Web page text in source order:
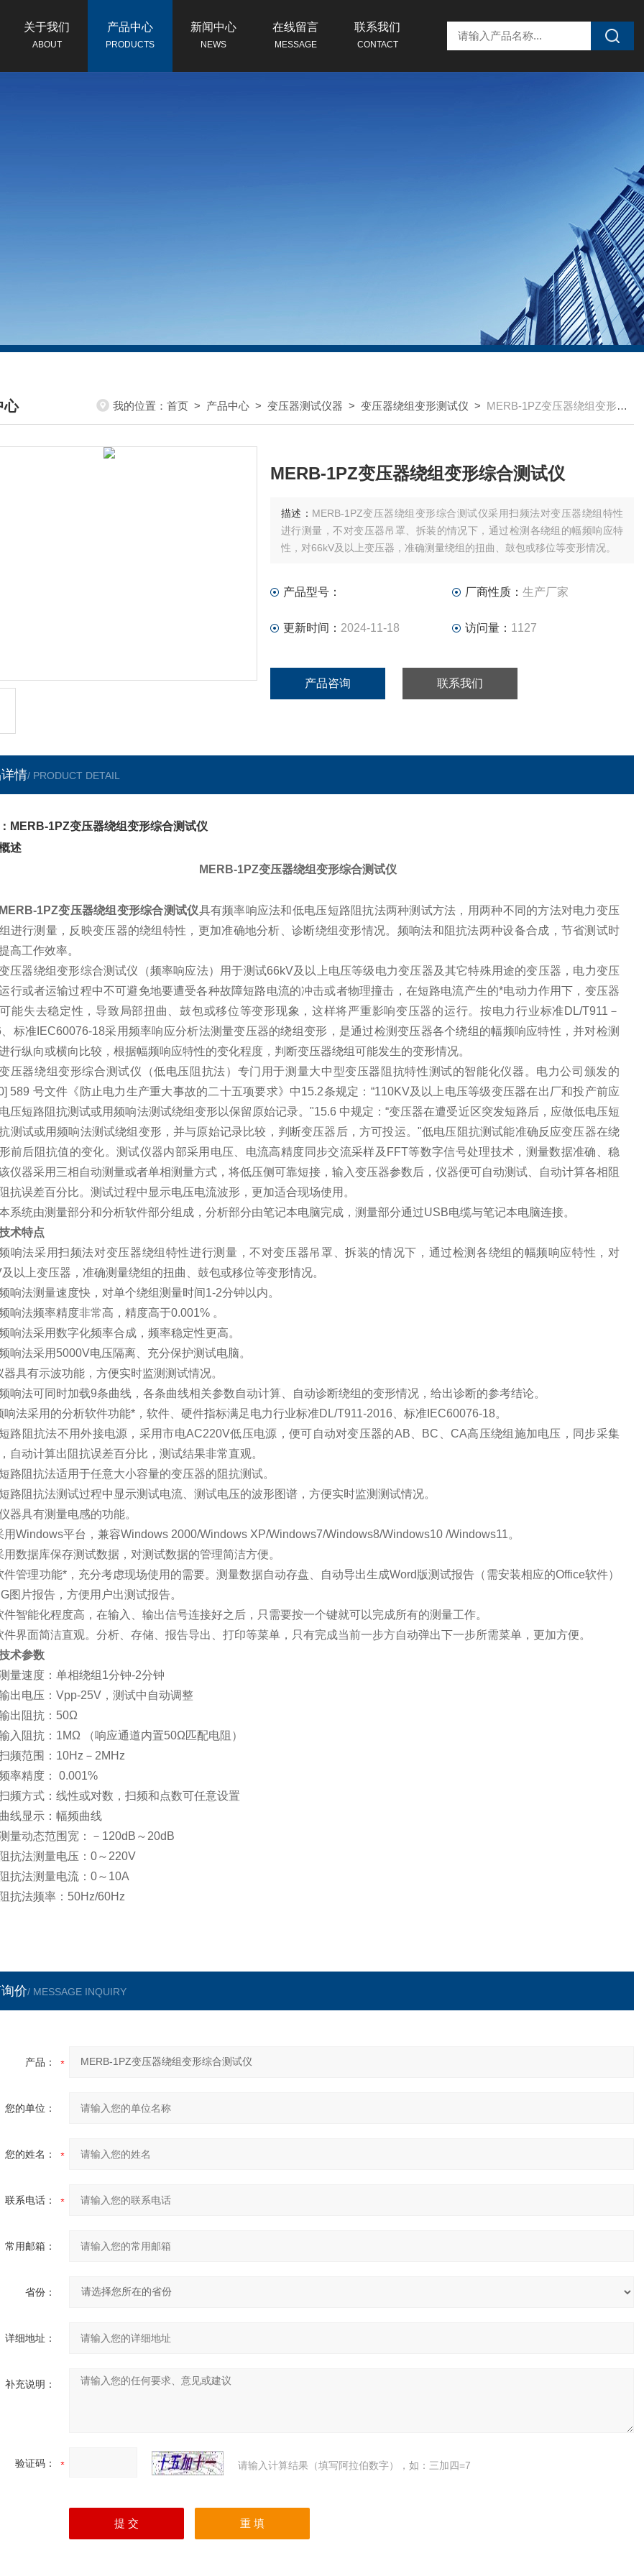
关于我们
ABOUT
产品中心
PRODUCTS
新闻中心
NEWS
在线留言
MESSAGE
联系我们
CONTACT
心
CENTER
我的位置：首页 > 产品中心 >变压器测试仪器 >变压器绕组变形测试仪 > MERB-1PZ变压器绕组变形综合测试仪
MERB-1PZ变压器绕组变形综合测试仪
描述： MERB-1PZ变压器绕组变形综合测试仪采用扫频法对变压器绕组特性
进行测量，不对变压器吊罩、拆装的情况下，通过检测各绕组的幅频响应特
性，对66kV及以上变压器，准确测量绕组的扭曲、鼓包或移位等变形情况。
产品型号： 厂商性质： 生产厂家
更新时间： 2024-11-18 访问量： 1127
产品咨询 联系我们
情/ PRODUCT DETAIL
MERB-1PZ变压器绕组变形综合测试仪
述
MERB-1PZ变压器绕组变形综合测试仪
1PZ变压器绕组变形综合测试仪具有频率响应法和低电压短路阻抗法两种测试方法，用两种不同的方法对电力变压
进行测量，反映变压器的绕组特性，更加准确地分析、诊断绕组变形情况。频响法和阻抗法两种设备合成，节省测试时
高工作效率。
压器绕组变形综合测试仪（频率响应法）用于测试66kV及以上电压等级电力变压器及其它特殊用途的变压器，电力变压
行或者运输过程中不可避免地要遭受各种故障短路电流的冲击或者物理撞击，在短路电流产生的*电动力作用下，变压器
能失去稳定性，导致局部扭曲、鼓包或移位等变形现象，这样将严重影响变压器的运行。按电力行业标准DL/T911 －
、标准 IEC60076-18采用频率响应分析法测量变压器的绕组变形，是通过检测变压器各个绕组的幅频响应特性，并对检测
行纵向或横向比较，根据幅频响应特性的变化程度，判断变压器绕组可能发生的变形情况。
压器绕组变形综合测试仪（低电压阻抗法）专门用于测量大中型变压器阻抗特性测试的智能化仪器。电力公司颁发的
589 号文件《防止电力生产重大事故的二十五项要求》中15.2条规定：“110KV及以上电压等级变压器在出厂和投产前应
压短路阻抗测试或用频响法测试绕组变形以保留原始记录。"15.6 中规定：“变压器在遭受近区突发短路后，应做低电压短
测试或用频响法测试绕组变形，并与原始记录比较，判断变压器后，方可投运。"低电压阻抗测试能准确反应变压器在绕
前后阻抗值的变化。测试仪器内部采用电压、电流高精度同步交流采样及 FFT等数字信号处理技术，测量数据准确、稳
仪器采用三相自动测量或者单相测量方式，将低压侧可靠短接，输入变压器参数后，仪器便可自动测试、自动计算各相阻
抗误差百分比。测试过程中显示电压电流波形，更加适合现场使用。
系统由测量部分和分析软件部分组成，分析部分由笔记本电脑完成，测量部分通过USB电缆与笔记本电脑连接。
术特点
响法采用扫频法对变压器绕组特性进行测量，不对变压器吊罩、拆装的情况下，通过检测各绕组的幅频响应特性，对
及以上变压器，准确测量绕组的扭曲、鼓包或移位等变形情况。
响法测量速度快，对单个绕组测量时间1-2分钟以内。
响法频率精度非常高，精度高于0.001% 。
响法采用数字化频率合成，频率稳定性更高。
响法采用 5000V电压隔离、充分保护测试电脑。
器具有示波功能，方便实时监测测试情况。
响法可同时加载9条曲线，各条曲线相关参数自动计算、自动诊断绕组的变形情况，给出诊断的参考结论。
响法采用的分析软件功能*，软件、硬件指标满足电力行业标准DL/T911-2016 、标准 IEC60076-18。
路阻抗法不用外接电源，采用市电AC220V低压电源，便可自动对变压器的AB BC CA高压绕组施加电压，同步采集
自动计算出阻抗误差百分比，测试结果非常直观。
路阻抗法适用于任意大小容量的变压器的阻抗测试。
路阻抗法测试过程中显示测试电流、测试电压的波形图谱，方便实时监测测试情况。
器具有测量电感的功能。
用Windows平台，兼容Windows 2000/Windows XP/Windows7/Windows8/Windows10 /Windows11。
用数据库保存测试数据，对测试数据的管理简洁方便。
件管理功能*，充分考虑现场使用的需要。测量数据自动存盘、自动导出生成Word版测试报告（需安装相应的Office软件）
图片报告，方便用户出测试报告。
件智能化程度高，在输入、输出信号连接好之后，只需要按一个键就可以完成所有的测量工作。
件界面简洁直观。分析、存储、报告导出、打印等菜单，只有完成当前一步方自动弹出下一步所需菜单，更加方便。
术参数
量速度：单相绕组 1分钟-2分钟
出电压： Vpp-25V ，测试中自动调整
出阻抗： 50Ω
入阻抗： 1MΩ （响应通道内置50Ω匹配电阻）
频范围： 10Hz － 2MHz
率精度：
0.001%
频方式：线性或对数，扫频和点数可任意设置
线显示：幅频曲线
量动态范围宽：－ 120dB ～ 20dB
抗法测量电压： 0～ 220V
抗法测量电流： 0～ 10A
抗法频率： 50Hz/60Hz
价/ MESSAGE INQUIRY
产品：
您的单位：
您的姓名：
联系电话：
常用邮箱：
省份：
详细地址：
补充说明：
验证码： 请输入计算结果（填写阿拉伯数字），如：三加四=7